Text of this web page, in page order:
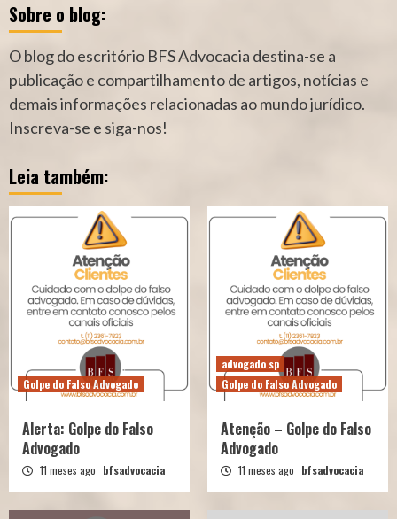
Sobre o blog:
O blog do escritório BFS Advocacia destina-se a
publicação e compartilhamento de artigos, notícias e
demais informações relacionadas ao mundo jurídico.
Inscreva-se e siga-nos!
Leia também:
Golpe do Falso Advogado
Alerta: Golpe do Falso
Advogado
11 meses ago bfsadvocacia
advogado sp
Golpe do Falso Advogado
Atenção – Golpe do Falso
Advogado
11 meses ago bfsadvocacia